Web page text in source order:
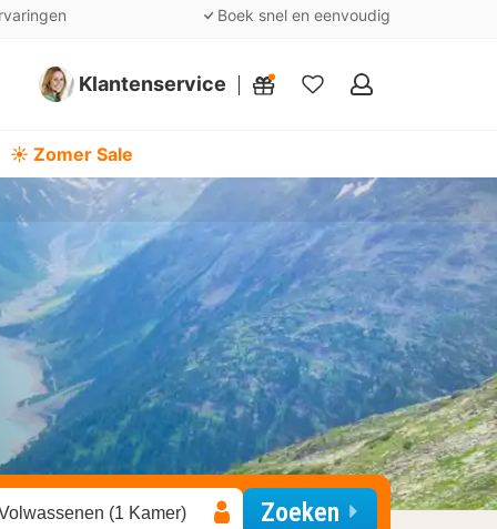
Boek snel en eenvoudig
Klantenservice
Mijn
☀️ Zomer Sale
(1 Kamer) Zoeken